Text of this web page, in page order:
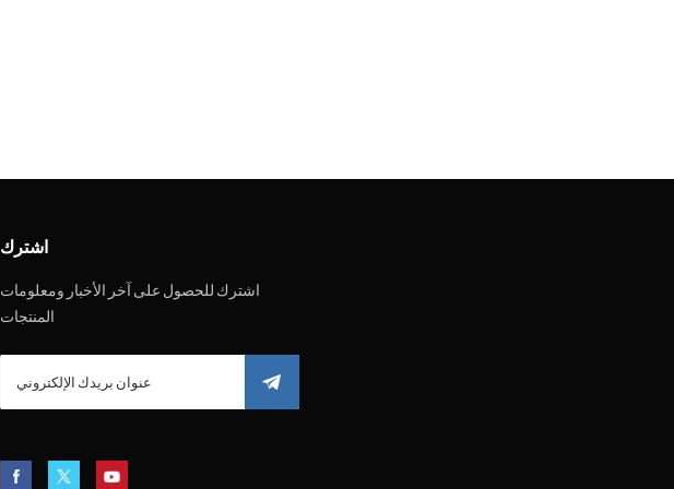
اشترك
اشترك للحصول على آخر الأخبار ومعلومات
المنتجات